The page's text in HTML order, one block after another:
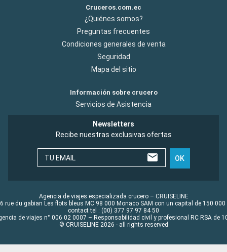
Cruceros.com.ec
¿Quiénes somos?
Preguntas frecuentes
Condiciones generales de venta
Seguridad
Mapa del sitio
Información sobre crucero
Servicios de Asistencia
Newsletters
Recibe nuestras exclusivas ofertas
TU EMAIL OK
Agencia de viajes especializada crucero – CRUISELINE
rue du gabian Les flots bleus MC 98 000 Monaco SAM con un capital de 150 000
contact tel : (00) 377 97 97 84 50
de viajes n° 006 02 0007 – Responsabilidad civil y profesional RC RSA de
© CRUISELINE 2026 - all rights reserved